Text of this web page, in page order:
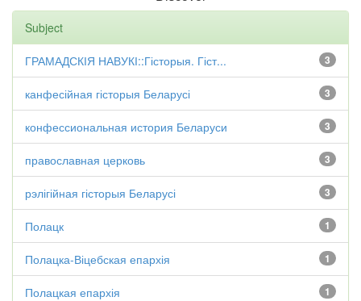
Subject
3
ГРАМАДСКІЯ НАВУКІ::Гісторыя. Гіст...
3
канфесійная гісторыя Беларусі
3
конфессиональная история Беларуси
3
православная церковь
3
рэлігійная гісторыя Беларусі
1
Полацк
1
Полацка-Віцебская епархія
1
Полацкая епархія